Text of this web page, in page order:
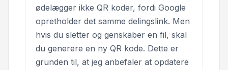
ødelægger ikke QR koder, fordi Google
opretholder det samme delingslink. Men
hvis du sletter og genskaber en fil, skal
du generere en ny QR kode. Dette er
grunden til, at jeg anbefaler at opdatere